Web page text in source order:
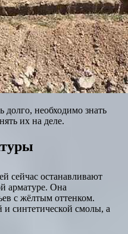
долго, необходимо знать
их на деле.
сейчас останавливают
арматуре. Она
с жёлтым оттенком.
синтетической смолы, а